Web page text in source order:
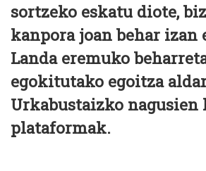
sortzeko eskatu diote,
kanpora joan behar izan
Landa eremuko
egokitutako egoitza
Urkabustaizko nagusien
plataformak.